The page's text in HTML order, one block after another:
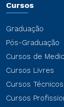
Cursos
Graduação
Pós-Graduação
Cursos de
Cursos Livres
Cursos Técnicos
Cursos